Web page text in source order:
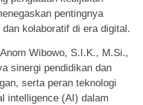
pentingnya
kolaboratif di era digital.
Wibowo, S.I.K., M.Si.,
sinergi pendidikan dan
serta peran teknologi
intelligence (AI) dalam